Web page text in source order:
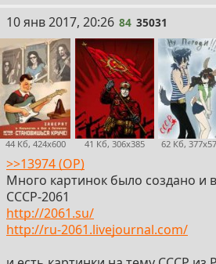
84
10 янв 2017, 20:26 84 35031
44 Кб, 424x600 41 Кб, 306x385 62 Кб,
>>13974 (OP)
Много картинок было создано и
СССР-2061
http://2061.su/
http://ru-2061.livejournal.com/